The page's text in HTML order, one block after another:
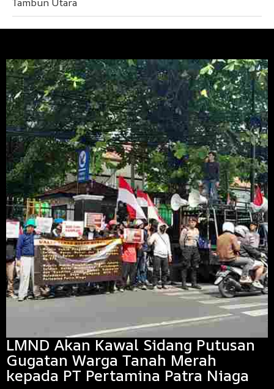
LMND Akan Kawal Sidang Putusan
Gugatan Warga Tanah Merah
kepada PT Pertamina Patra Niaga